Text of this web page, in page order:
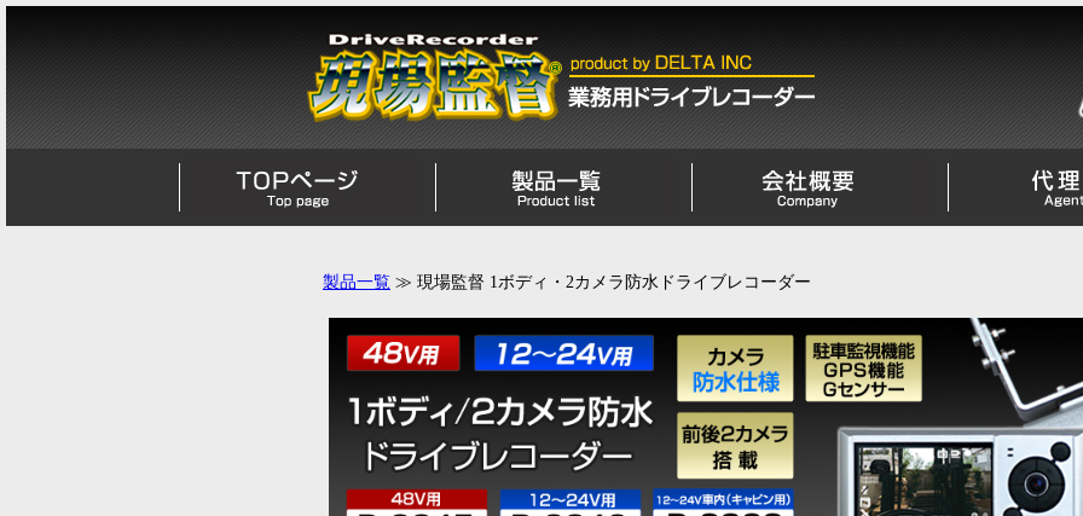
製品一覧 ≫ 現場監督 1ボディ・2カメラ防水ドライブレコーダー